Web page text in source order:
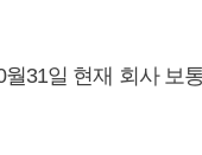
31일 현재 회사 보